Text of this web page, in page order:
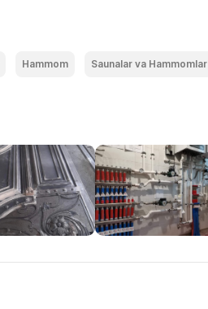
Hammom Saunalar va Hammomlar